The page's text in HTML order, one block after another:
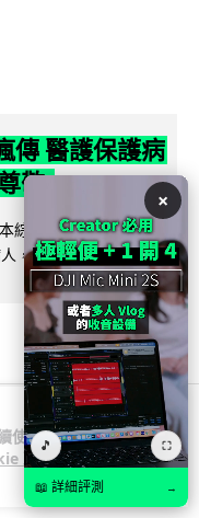
使用
政
傳 醫護保護病
敬
綜合醫院手術室鏡頭拍
，更馬上開逃生門確
×
🎵 ⛶
📖 詳細評測 →